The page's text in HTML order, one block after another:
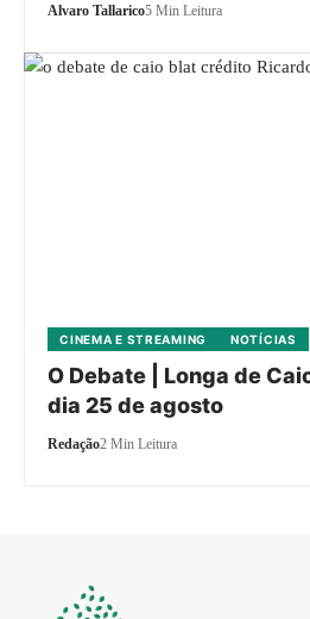
Alvaro Tallarico5 Min Leitura
CINEMA E STREAMING NOTÍCIAS
O Debate | Longa de
dia 25 de agosto
Redação2 Min Leitura